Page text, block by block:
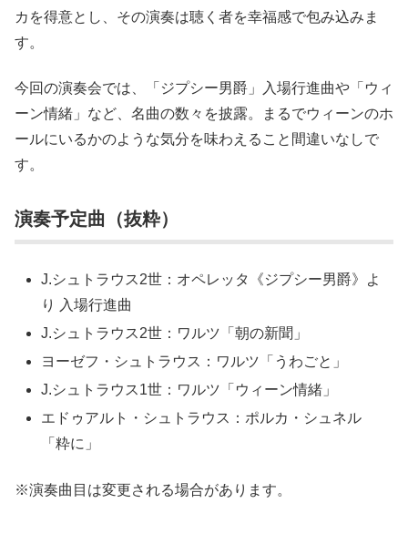
カを得意とし、その演奏は聴く者を幸福感で包み込みま
す。
今回の演奏会では、「ジプシー男爵」入場行進曲や「ウィ
ーン情緒」など、名曲の数々を披露。まるでウィーンのホ
ールにいるかのような気分を味わえること間違いなしで
す。
演奏予定曲（抜粋）
J.シュトラウス2世：オペレッタ《ジプシー男爵》よ
り 入場行進曲
J.シュトラウス2世：ワルツ「朝の新聞」
ヨーゼフ・シュトラウス：ワルツ「うわごと」
J.シュトラウス1世：ワルツ「ウィーン情緒」
エドゥアルト・シュトラウス：ポルカ・シュネル
「粋に」
※演奏曲目は変更される場合があります。